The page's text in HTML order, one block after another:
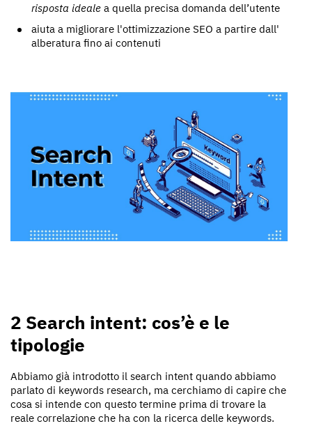
risposta ideale a quella precisa domanda dell’utente
aiuta a migliorare l'ottimizzazione SEO a partire dall'
alberatura fino ai contenuti
2 Search intent: cos’è e le
tipologie
Abbiamo già introdotto il search intent quando abbiamo
parlato di keywords research, ma cerchiamo di capire che
cosa si intende con questo termine prima di trovare la
reale correlazione che ha con la ricerca delle keywords.